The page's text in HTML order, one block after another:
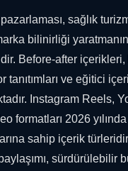
sağlık
bilinirliği
Before-after
tanıtımları ve eğitici
Instagram Reels,
formatları 2026
sahip içerik
sürdürülebilir